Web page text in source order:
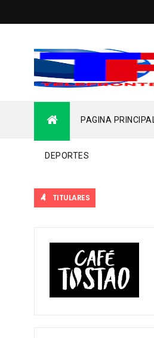
PAGINA
DEPORTES
TITULARES